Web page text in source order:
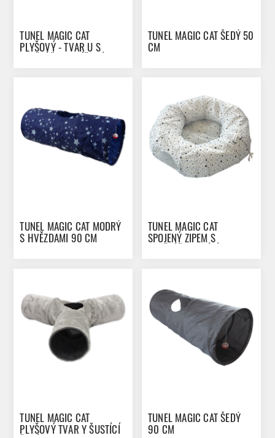
TUNEL MAGIC CAT
PLYŠOVÝ - TVAR U S
TUNEL MAGIC CAT ŠEDÝ 50
CM
TUNEL MAGIC CAT MODRÝ
S HVĚZDAMI 90 CM
TUNEL MAGIC CAT
SPOJENÝ ZIPEM S
TUNEL MAGIC CAT
PLYŠOVÝ TVAR Y ŠUSTÍCÍ
TUNEL MAGIC CAT ŠEDÝ
90 CM